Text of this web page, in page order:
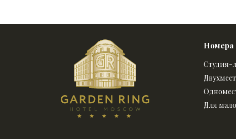
Спецпредложения
Партнеры
Контакты
Номера
Студия-
Для